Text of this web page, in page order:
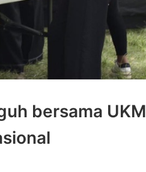
bersama UKM